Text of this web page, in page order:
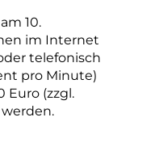
10.
im Internet
telefonisch
pro Minute)
Euro (zzgl.